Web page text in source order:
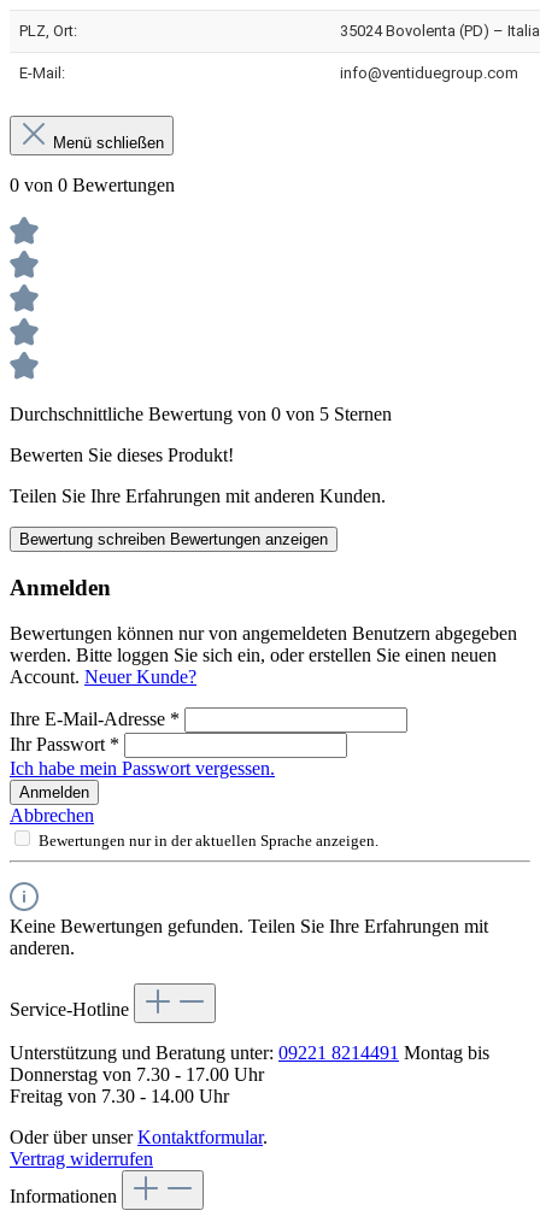
PLZ, Ort: 35024 Bovolenta (PD) – Italia
E-Mail: info@ventiduegroup.com
Menü schließen
0 von 0 Bewertungen
Durchschnittliche Bewertung von 0 von 5 Sternen
Bewerten Sie dieses Produkt!
Teilen Sie Ihre Erfahrungen mit anderen Kunden.
Bewertung schreiben Bewertungen anzeigen
Anmelden
Bewertungen können nur von angemeldeten Benutzern abgegeben
werden. Bitte loggen Sie sich ein, oder erstellen Sie einen neuen
Account. Neuer Kunde?
Ihre E-Mail-Adresse *
Ihr Passwort *
Ich habe mein Passwort vergessen.
Anmelden
Abbrechen
Bewertungen nur in der aktuellen Sprache anzeigen.
Keine Bewertungen gefunden. Teilen Sie Ihre Erfahrungen mit
anderen.
Service-Hotline
Unterstützung und Beratung unter: 09221 8214491 Montag bis
Donnerstag von 7.30 - 17.00 Uhr
Freitag von 7.30 - 14.00 Uhr
Oder über unserKontaktformular.
Vertrag widerrufen
Informationen